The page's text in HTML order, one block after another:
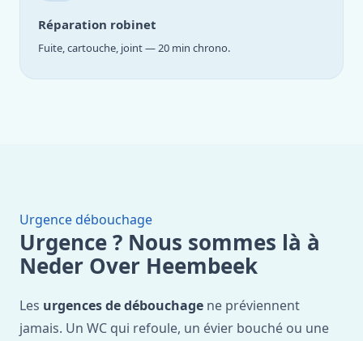
Réparation robinet
Fuite, cartouche, joint — 20 min chrono.
Urgence débouchage
Urgence ? Nous sommes là à
Neder Over Heembeek
Les urgences de débouchage ne préviennent
jamais. Un WC qui refoule, un évier bouché ou une